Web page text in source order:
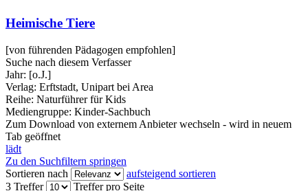
Heimische Tiere
[von führenden Pädagogen empfohlen]
Suche nach diesem Verfasser
Jahr: [o.J.]
Verlag: Erftstadt, Unipart bei Area
Reihe: Naturführer für Kids
Mediengruppe: Kinder-Sachbuch
Zum Download von externem Anbieter wechseln - wird in neuem
Tab geöffnet
lädt
Zu den Suchfiltern springen
Sortieren nach
aufsteigend sortieren
3 Treffer
Treffer pro Seite